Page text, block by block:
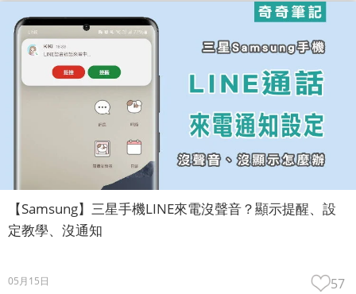
【Samsung】三星手機LINE來電沒聲音？顯示提醒、設
定教學、沒通知
05月15日 57